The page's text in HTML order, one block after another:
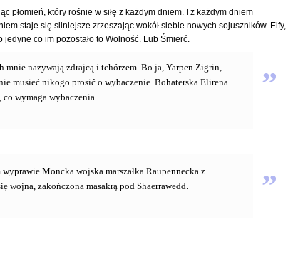
płomień, który rośnie w siłę z każdym dniem. I z każdym dniem
staje się silniejsze zrzeszając wokół siebie nowych sojuszników. Elfy,
co im pozostało to Wolność. Lub Śmierć.
nazywają zdrajcą i tchórzem. Bo ja, Yarpen Zigrin,
musieć nikogo prosić o wybaczenie. Bohaterska Elirena...
wymaga wybaczenia.
”
Moncka wojska marszałka Raupennecka z
zakończona masakrą pod Shaerrawedd.
”